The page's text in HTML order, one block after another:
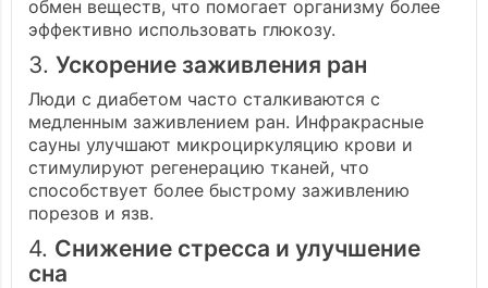
обмен веществ, что помогает организму более
эффективно использовать глюкозу.
3. Ускорение заживления ран
Люди с диабетом часто сталкиваются с
медленным заживлением ран. Инфракрасные
сауны улучшают микроциркуляцию крови и
стимулируют регенерацию тканей, что
способствует более быстрому заживлению
порезов и язв.
4. Снижение стресса и улучшение
сна